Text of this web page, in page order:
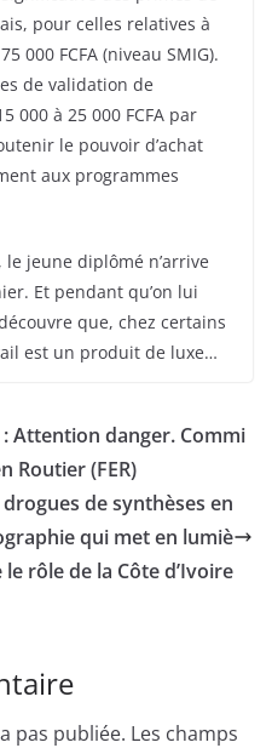
pour celles relatives à
000 FCFA (niveau SMIG).
de validation de
000 à 25 000 FCFA par
le pouvoir d’achat
aux programmes
le jeune diplômé n’arrive
Et pendant qu’on lui
que, chez certains
est un produit de luxe…
Attention danger. Commi
Routier (FER)
de synthèses en
qui met en lumiè
le rôle de la Côte d’Ivoire
pas publiée. Les champs